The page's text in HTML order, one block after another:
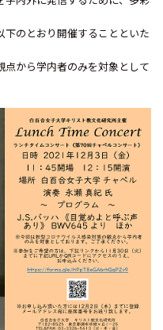
のとおり開催することといた
から学内者のみを対象として